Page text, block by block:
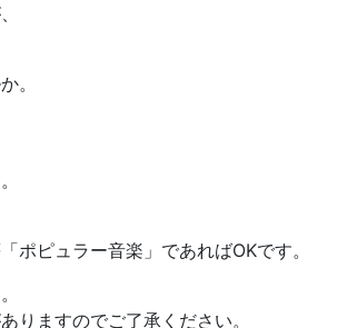
。
ポピュラー音楽」であればOKです。
りますのでご了承ください。